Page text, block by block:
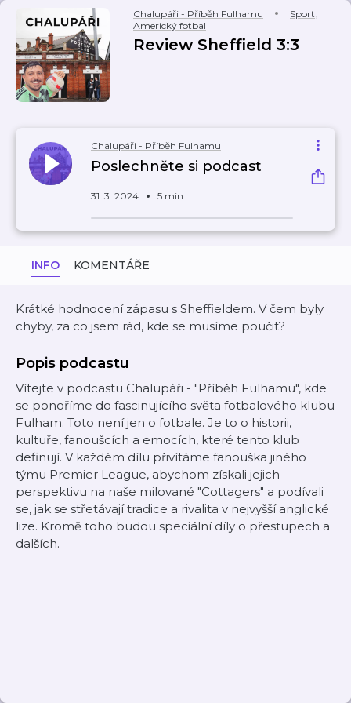
Chalupáři - Příběh Fulhamu Sport,
Americký fotbal
Review Sheffield 3:3
Chalupáři - Příběh Fulhamu
Poslechněte si podcast
31. 3. 2024 5 min
INFO KOMENTÁŘE
Krátké hodnocení zápasu s Sheffieldem. V čem byly
chyby, za co jsem rád, kde se musíme poučit?
Popis podcastu
Vítejte v podcastu Chalupáři - "Příběh Fulhamu", kde
se ponoříme do fascinujícího světa fotbalového klubu
Fulham. Toto není jen o fotbale. Je to o historii,
kultuře, fanoušcích a emocích, které tento klub
definují. V každém dílu přivítáme fanouška jiného
týmu Premier League, abychom získali jejich
perspektivu na naše milované "Cottagers" a podívali
se, jak se střetávají tradice a rivalita v nejvyšší anglické
lize. Kromě toho budou speciální díly o přestupech a
dalších.